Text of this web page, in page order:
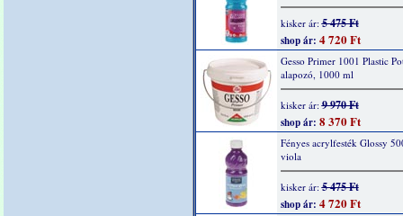
kisker ár:5 475 Ft
shop ár: 4 720 Ft
Gesso Primer 1001 Plastic
alapozó, 1000 ml
kisker ár:9 970 Ft
shop ár: 8 370 Ft
Fényes acrylfesték Glossy
viola
kisker ár:5 475 Ft
shop ár: 4 720 Ft